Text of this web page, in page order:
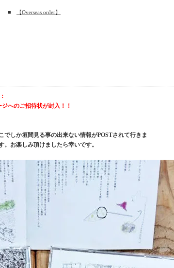
■ 【Overseas order】
ジへのご招待状が封入！！
しか垣間見る事の出来ない情報がPOSTされて行きま
お楽しみ頂けましたら幸いです。